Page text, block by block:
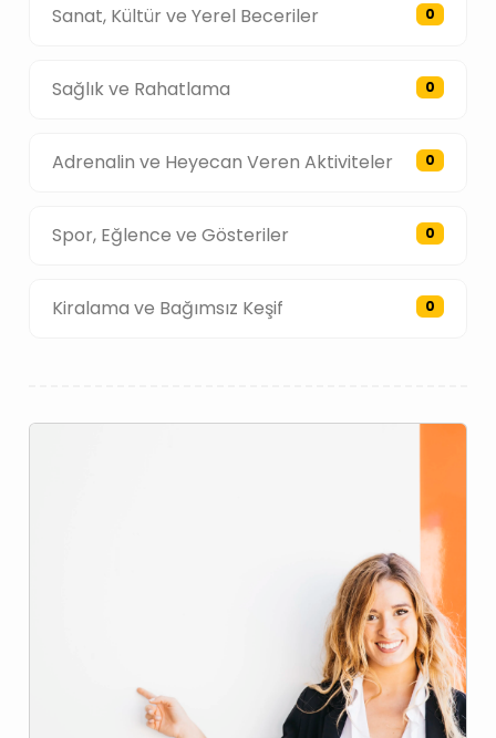
Sanat, Kültür ve Yerel Beceriler 0
Sağlık ve Rahatlama 0
Adrenalin ve Heyecan Veren Aktiviteler 0
Spor, Eğlence ve Gösteriler 0
Kiralama ve Bağımsız Keşif 0